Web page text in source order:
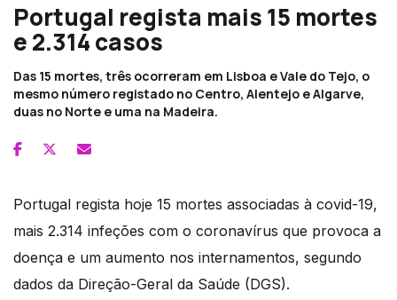
Portugal regista mais 15 mortes
e 2.314 casos
Das 15 mortes, três ocorreram em Lisboa e Vale do Tejo, o
mesmo número registado no Centro, Alentejo e Algarve,
duas no Norte e uma na Madeira.
Portugal regista hoje 15 mortes associadas à covid-19,
mais 2.314 infeções com o coronavírus que provoca a
doença e um aumento nos internamentos, segundo
dados da Direção-Geral da Saúde (DGS).